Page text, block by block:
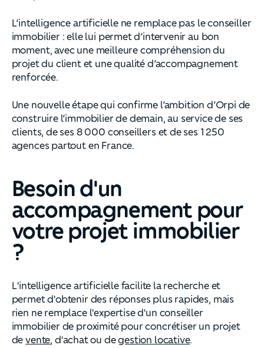
L’intelligence artificielle ne remplace pas le conseiller
immobilier : elle lui permet d’intervenir au bon
moment, avec une meilleure compréhension du
projet du client et une qualité d’accompagnement
renforcée.
Une nouvelle étape qui confirme l’ambition d’Orpi de
construire l’immobilier de demain, au service de ses
clients, de ses 8 000 conseillers et de ses 1 250
agences partout en France.
Besoin d'un
accompagnement pour
votre projet immobilier
?
L'intelligence artificielle facilite la recherche et
permet d'obtenir des réponses plus rapides, mais
rien ne remplace l'expertise d'un conseiller
immobilier de proximité pour concrétiser un projet
devente, d'achat ou degestion locative.